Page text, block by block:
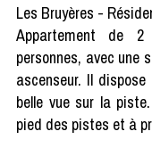
Les Bruyères -
Appartement de
personnes, avec une
ascenseur. Il
belle vue sur la
pied des pistes et à